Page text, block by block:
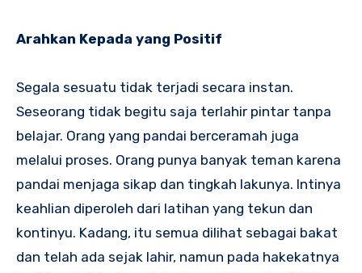
Arahkan Kepada yang Positif
Segala sesuatu tidak terjadi secara instan.
Seseorang tidak begitu saja terlahir pintar tanpa
belajar. Orang yang pandai berceramah juga
melalui proses. Orang punya banyak teman karena
pandai menjaga sikap dan tingkah lakunya. Intinya
keahlian diperoleh dari latihan yang tekun dan
kontinyu. Kadang, itu semua dilihat sebagai bakat
dan telah ada sejak lahir, namun pada hakekatnya